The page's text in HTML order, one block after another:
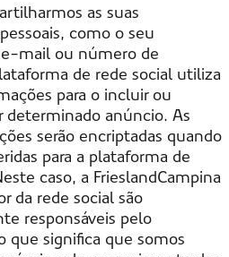
as suas
como o seu
mail ou número de
de rede social utiliza
para o incluir ou
determinado anúncio. As
serão encriptadas quando
para a plataforma de
caso, a FrieslandCampina
da rede social são
responsáveis pelo
que significa que somos